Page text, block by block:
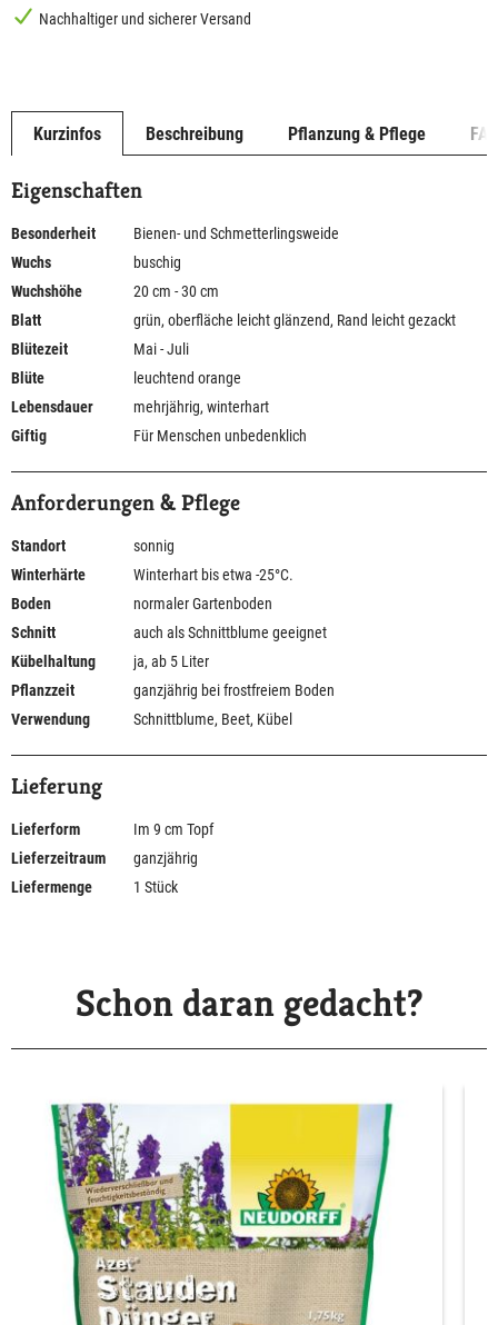
Nachhaltiger und sicherer Versand
Kurzinfos Beschreibung Pflanzung & Pflege
Eigenschaften
Besonderheit
Bienen- und Schmetterlingsweide
Wuchs
buschig
Wuchshöhe
20 cm - 30 cm
Blatt
grün, oberfläche leicht glänzend, Rand leicht gezackt
Blütezeit
Mai - Juli
Blüte
leuchtend orange
Lebensdauer
mehrjährig, winterhart
Giftig
Für Menschen unbedenklich
Anforderungen & Pflege
Standort
sonnig
Winterhärte
Winterhart bis etwa -25°C.
Boden
normaler Gartenboden
Schnitt
auch als Schnittblume geeignet
Kübelhaltung
ja, ab 5 Liter
Pflanzzeit
ganzjährig bei frostfreiem Boden
Verwendung
Schnittblume, Beet, Kübel
Lieferung
Lieferform
Im 9 cm Topf
Lieferzeitraum
ganzjährig
Liefermenge
1 Stück
Schon daran gedacht?